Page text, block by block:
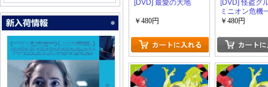
[DVD] 最愛の大地
￥480円
[DVD] 怪盗グ
ミニオン危機
￥480円